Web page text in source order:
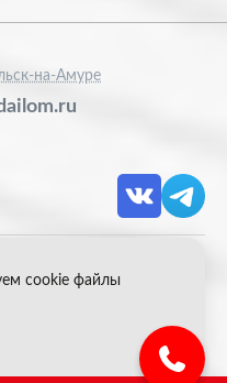
на-Амуре
являются публичной
cookie файлы